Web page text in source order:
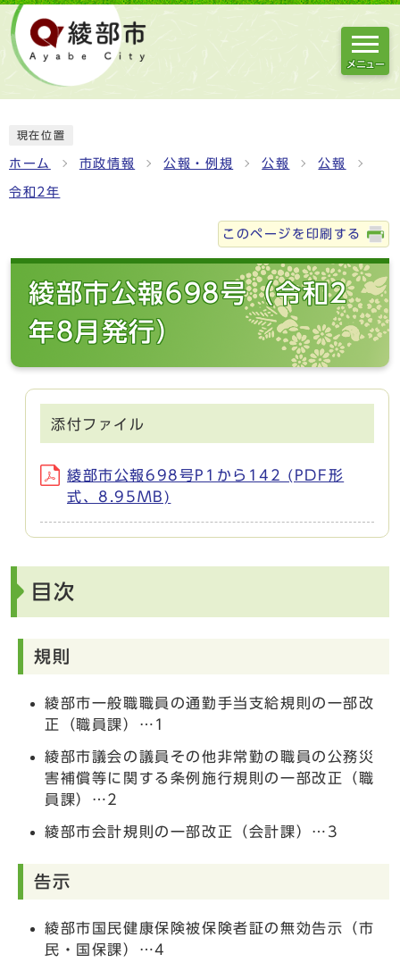
メニュー
現在位置
ホーム 市政情報 公報・例規 公報 公報
令和2年
このページを印刷する
綾部市公報698号（令和2
年8月発行）
添付ファイル
綾部市公報698号P1から142 (PDF形
式、8.95MB)
目次
規則
綾部市一般職職員の通勤手当支給規則の一部改
正（職員課）…1
綾部市議会の議員その他非常勤の職員の公務災
害補償等に関する条例施行規則の一部改正（職
員課）…2
綾部市会計規則の一部改正（会計課）…3
告示
綾部市国民健康保険被保険者証の無効告示（市
民・国保課）…4